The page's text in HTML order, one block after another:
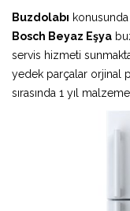
Buzdolabı
Bosch Beyaz Eşya
servis hizmeti
yedek parçalar orjinal
sırasında 1 yıl